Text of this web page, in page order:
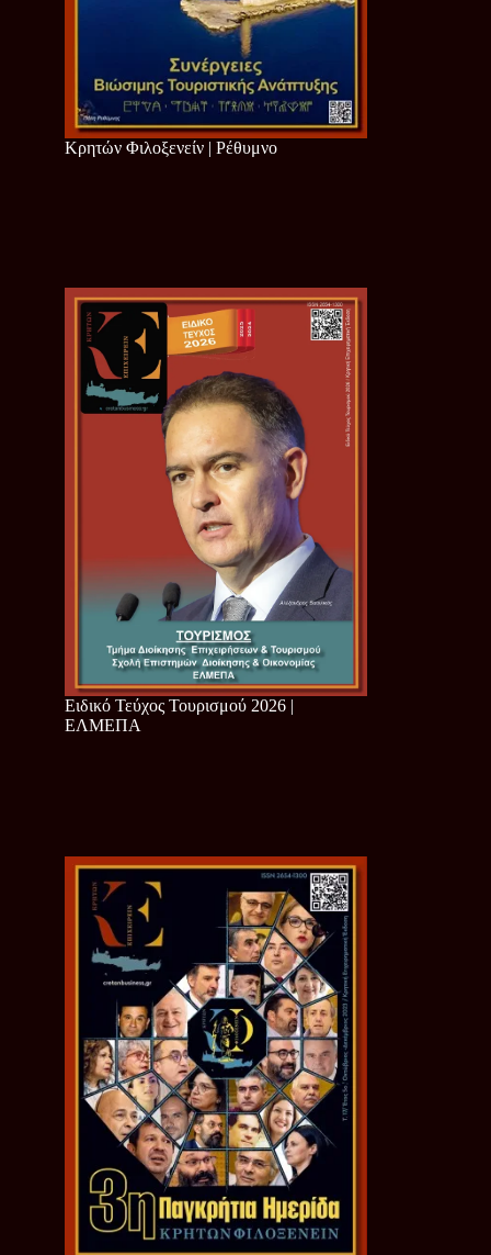
Κρητών Φιλοξενείν | Ρέθυμνο
Ειδικό Τεύχος Τουρισμού 2026 |
ΕΛΜΕΠΑ